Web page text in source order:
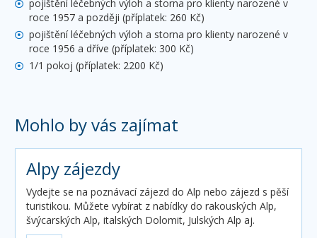
pojištění léčebných výloh a storna pro klienty narozené v
roce 1957 a později (příplatek: 260 Kč)
pojištění léčebných výloh a storna pro klienty narozené v
roce 1956 a dříve (příplatek: 300 Kč)
1/1 pokoj (příplatek: 2200 Kč)
Mohlo by vás zajímat
Alpy zájezdy
Vydejte se na poznávací zájezd do Alp nebo zájezd s pěší
turistikou. Můžete vybírat z nabídky do rakouských Alp,
švýcarských Alp, italských Dolomit, Julských Alp aj.